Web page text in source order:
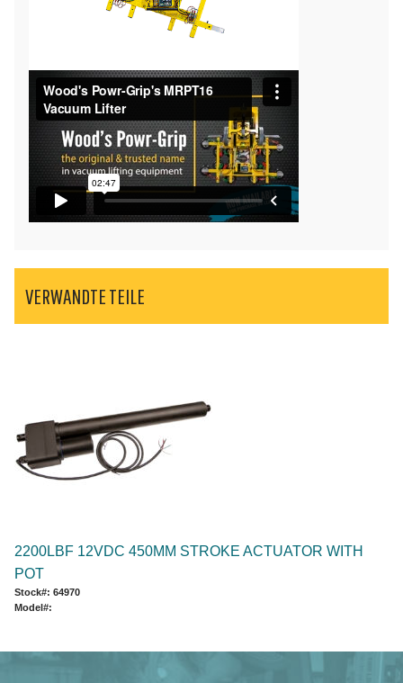
VERWANDTE TEILE
2200LBF 12VDC 450MM STROKE ACTUATOR WITH
POT
Stock#: 64970
Model#: